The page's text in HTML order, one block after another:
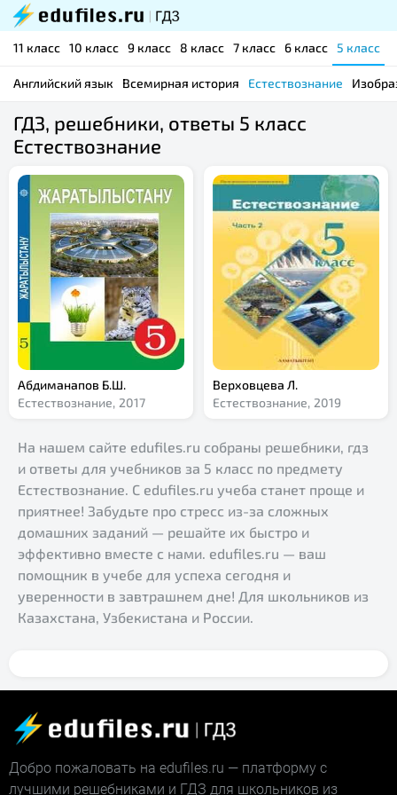
11 класс 10 класс 9 класс 8 класс 7 класс 6 класс 5 класс
Английский язык Всемирная история Естествознание
ГДЗ, решебники, ответы 5 класс
Естествознание
Абдиманапов Б.Ш.
Естествознание, 2017
Верховцева Л.
Естествознание, 2019
На нашем сайте edufiles.ru собраны решебники, гдз
и ответы для учебников за 5 класс по предмету
Естествознание. С edufiles.ru учеба станет проще и
приятнее! Забудьте про стресс из-за сложных
домашних заданий — решайте их быстро и
эффективно вместе с нами. edufiles.ru — ваш
помощник в учебе для успеха сегодня и
уверенности в завтрашнем дне! Для школьников из
Казахстана, Узбекистана и России.
Добро пожаловать на edufiles.ru — платформу с
лучшими решебниками и ГДЗ для школьников из